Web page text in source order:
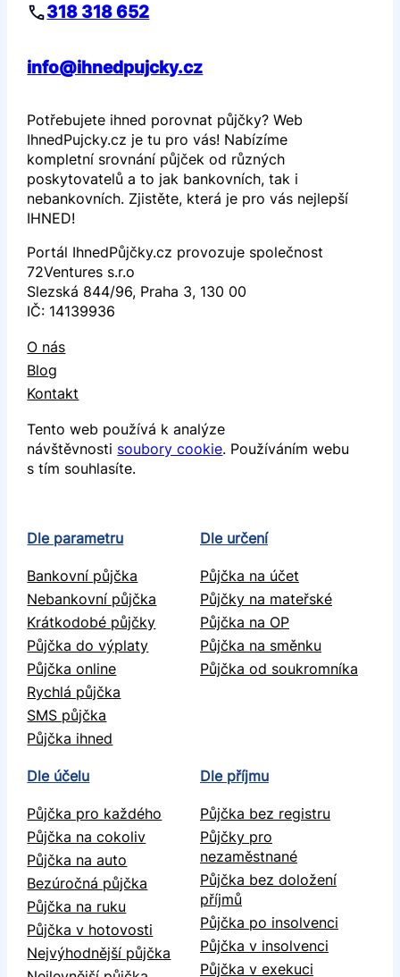
318 318 652
info@ihnedpujcky.cz
Potřebujete ihned porovnat půjčky? Web
IhnedPujcky.cz je tu pro vás! Nabízíme
kompletní srovnání půjček od různých
poskytovatelů a to jak bankovních, tak i
nebankovních. Zjistěte, která je pro vás nejlepší
IHNED!
Portál IhnedPůjčky.cz provozuje společnost
72Ventures s.r.o
Slezská 844/96, Praha 3, 130 00
IČ: 14139936
O nás
Blog
Kontakt
Tento web používá k analýze
návštěvnosti soubory cookie. Používáním webu
s tím souhlasíte.
Dle parametru
Bankovní půjčka
Nebankovní půjčka
Krátkodobé půjčky
Půjčka do výplaty
Půjčka online
Rychlá půjčka
SMS půjčka
Půjčka ihned
Dle určení
Půjčka na účet
Půjčky na mateřské
Půjčka na OP
Půjčka na směnku
Půjčka od soukromníka
Dle účelu
Půjčka pro každého
Půjčka na cokoliv
Půjčka na auto
Bezúročná půjčka
Půjčka na ruku
Půjčka v hotovosti
Nejvýhodnější půjčka
Dle příjmu
Půjčka bez registru
Půjčky pro
nezaměstnané
Půjčka bez doložení
příjmů
Půjčka po insolvenci
Půjčka v insolvenci
Půjčka v exekuci